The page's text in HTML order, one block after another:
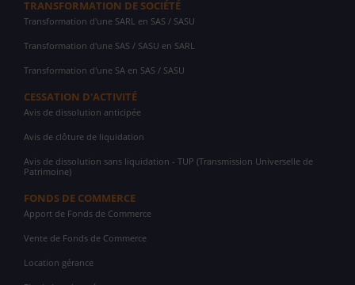
TRANSFORMATION DE SOCIÉTÉ
Transformation d'une SARL en SAS / SASU
Transformation d'une SAS / SASU en SARL
Transformation d'une SA en SAS / SASU
CESSATION D'ACTIVITÉ
Avis de dissolution anticipée
Avis de clôture de liquidation
Avis de dissolution sans liquidation - TUP (Transmission Universelle de
Patrimoine)
FONDS DE COMMERCE
Apport de Fonds de Commerce
Vente de Fonds de Commerce
Location gérance